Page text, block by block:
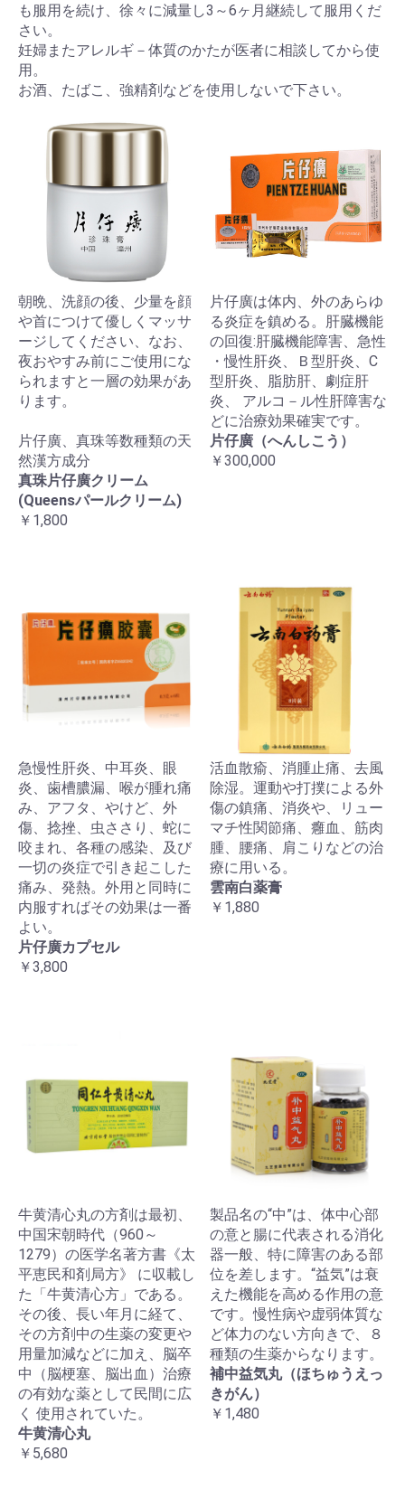
も服用を続け、徐々に減量し3～6ヶ月継続して服用くだ
さい。
妊婦またアレルギ－体質のかたが医者に相談してから使
用。
お酒、たばこ、強精剤などを使用しないで下さい。
朝晩、洗顔の後、少量を顔
や首につけて優しくマッサ
ージしてください、なお、
夜おやすみ前にご使用にな
られますと一層の効果があ
ります。
片仔廣、真珠等数種類の天
然漢方成分
真珠片仔廣クリーム
(Queensパールクリーム)
￥1,800
片仔廣は体内、外のあらゆ
る炎症を鎮める。肝臓機能
の回復:肝臓機能障害、急性
・慢性肝炎、Ｂ型肝炎、C
型肝炎、脂肪肝、劇症肝
炎、 アルコ－ル性肝障害な
どに治療効果確実です。
片仔廣（へんしこう）
￥300,000
急慢性肝炎、中耳炎、眼
炎、歯槽膿漏、喉が腫れ痛
み、アフタ、やけど、外
傷、捻挫、虫ささり、蛇に
咬まれ、各種の感染、及び
一切の炎症で引き起こした
痛み、発熱。外用と同時に
内服すればその効果は一番
よい。
片仔廣カプセル
￥3,800
活血散瘉、消腫止痛、去風
除湿。運動や打撲による外
傷の鎮痛、消炎や、リュー
マチ性関節痛、癰血、筋肉
腫、腰痛、肩こりなどの治
療に用いる。
雲南白薬膏
￥1,880
牛黄清心丸の方剤は最初、
中国宋朝時代（960～
1279）の医学名著方書《太
平恵民和剤局方》 に収載し
た「牛黄清心方」である。
その後、長い年月に経て、
その方剤中の生薬の変更や
用量加減などに加え、脳卒
中（脳梗塞、脳出血）治療
の有効な薬として民間に広
く 使用されていた。
牛黄清心丸
￥5,680
製品名の“中”は、体中心部
の意と腸に代表される消化
器一般、特に障害のある部
位を差します。“益気”は衰
えた機能を高める作用の意
です。慢性病や虚弱体質な
ど体力のない方向きで、８
種類の生薬からなります。
補中益気丸（ほちゅうえっ
きがん）
￥1,480